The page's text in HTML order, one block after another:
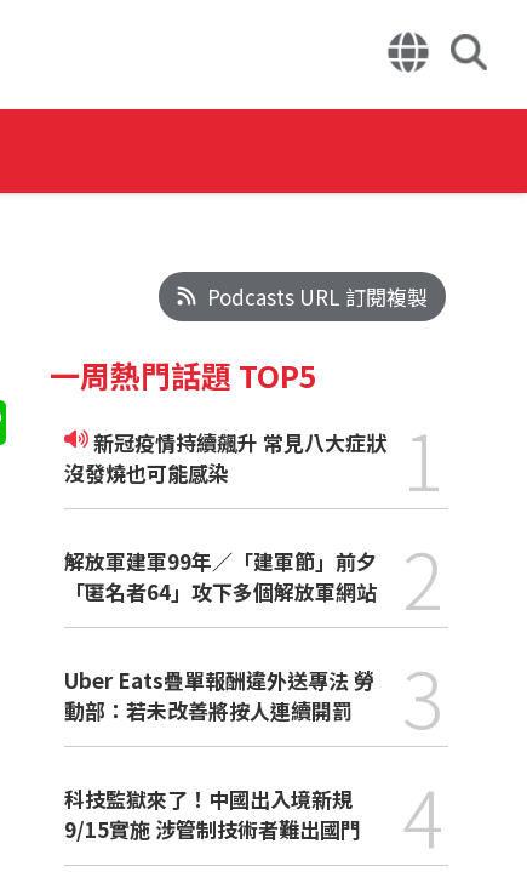
Podcasts URL 訂閱複製
一周熱門話題 TOP5
新冠疫情持續飆升 常見八大症狀
沒發燒也可能感染
1
解放軍建軍99年／「建軍節」前夕
「匿名者64」攻下多個解放軍網站
2
Uber Eats疊單報酬違外送專法 勞
動部：若未改善將按人連續開罰
3
科技監獄來了！中國出入境新規
9/15實施 涉管制技術者難出國門
4